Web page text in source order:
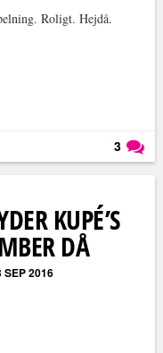
Roligt. Hejdå.
3
KUPÉ’S
DÅ
SEP 2016